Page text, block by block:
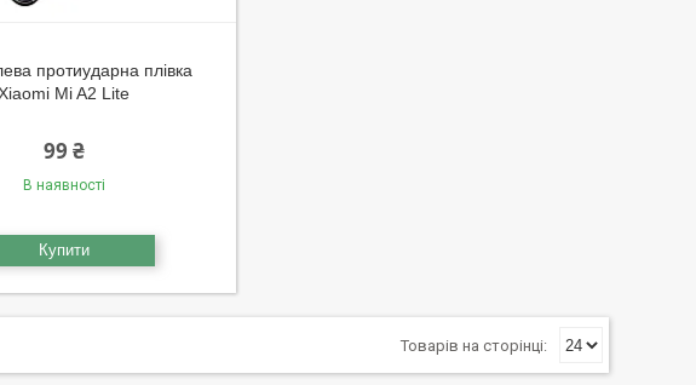
протиударна плівка
Mi A2 Lite
99 ₴
В наявності
Купити